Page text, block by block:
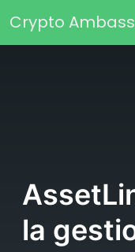
Crypto
la